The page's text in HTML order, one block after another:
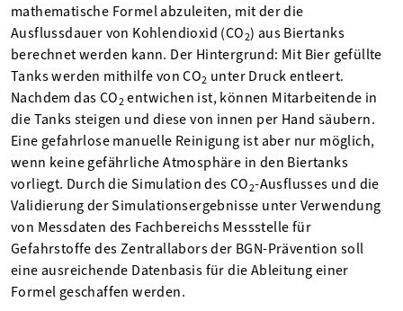
mathematische Formel abzuleiten, mit der die
Ausflussdauer von Kohlendioxid (CO2) aus Biertanks
berechnet werden kann. Der Hintergrund: Mit Bier gefüllte
Tanks werden mithilfe von CO2 unter Druck entleert.
Nachdem das CO2entwichen ist, können Mitarbeitende in
die Tanks steigen und diese von innen per Hand säubern.
Eine gefahrlose manuelle Reinigung ist aber nur möglich,
wenn keine gefährliche Atmosphäre in den Biertanks
vorliegt. Durch die Simulation des CO2-Ausflusses und die
Validierung der Simulationsergebnisse unter Verwendung
von Messdaten des Fachbereichs Messstelle für
Gefahrstoffe des Zentrallabors der BGN-Prävention soll
eine ausreichende Datenbasis für die Ableitung einer
Formel geschaffen werden.